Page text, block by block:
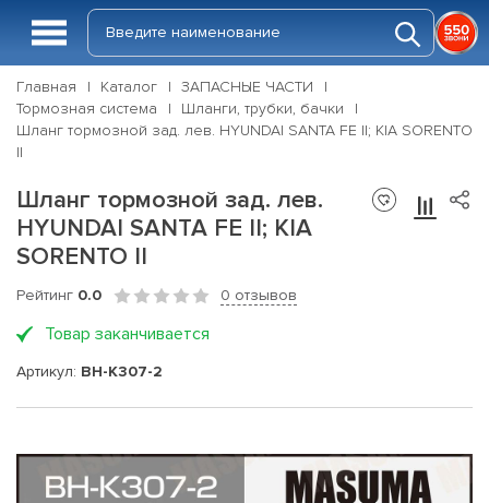
Главная Каталог
ЗАПАСНЫЕ ЧАСТИ
Тормозная система
Шланги, трубки, бачки
Шланг тормозной зад. лев. HYUNDAI SANTA FE II; KIA SORENTO
II
Шланг тормозной зад. лев.
HYUNDAI SANTA FE II; KIA
SORENTO II
Рейтинг 0.0 0 отзывов
Товар заканчивается
Артикул: BH-K307-2